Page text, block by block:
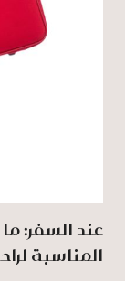
عند السفر:
المناسبة